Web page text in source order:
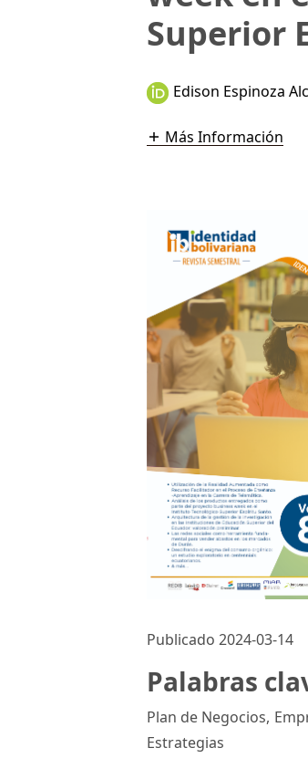
Superior
Edison Espinoza
Más Información
Publicado 2024-03-14
Palabras
Plan de Negocios,
Estrategias